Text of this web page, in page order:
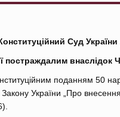
Суд
постраждалим
поданням 50
Закону України „Про